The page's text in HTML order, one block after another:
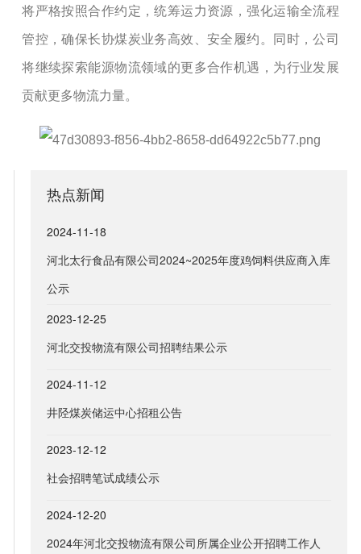
将严格按照合作约定，统筹运力资源，强化运输全流程
管控，确保长协煤炭业务高效、安全履约。同时，公司
将继续探索能源物流领域的更多合作机遇，为行业发展
贡献更多物流力量。
热点新闻
2024-11-18
河北太行食品有限公司2024~2025年度鸡饲料供应商入库
公示
2023-12-25
河北交投物流有限公司招聘结果公示
2024-11-12
井陉煤炭储运中心招租公告
2023-12-12
社会招聘笔试成绩公示
2024-12-20
2024年河北交投物流有限公司所属企业公开招聘工作人